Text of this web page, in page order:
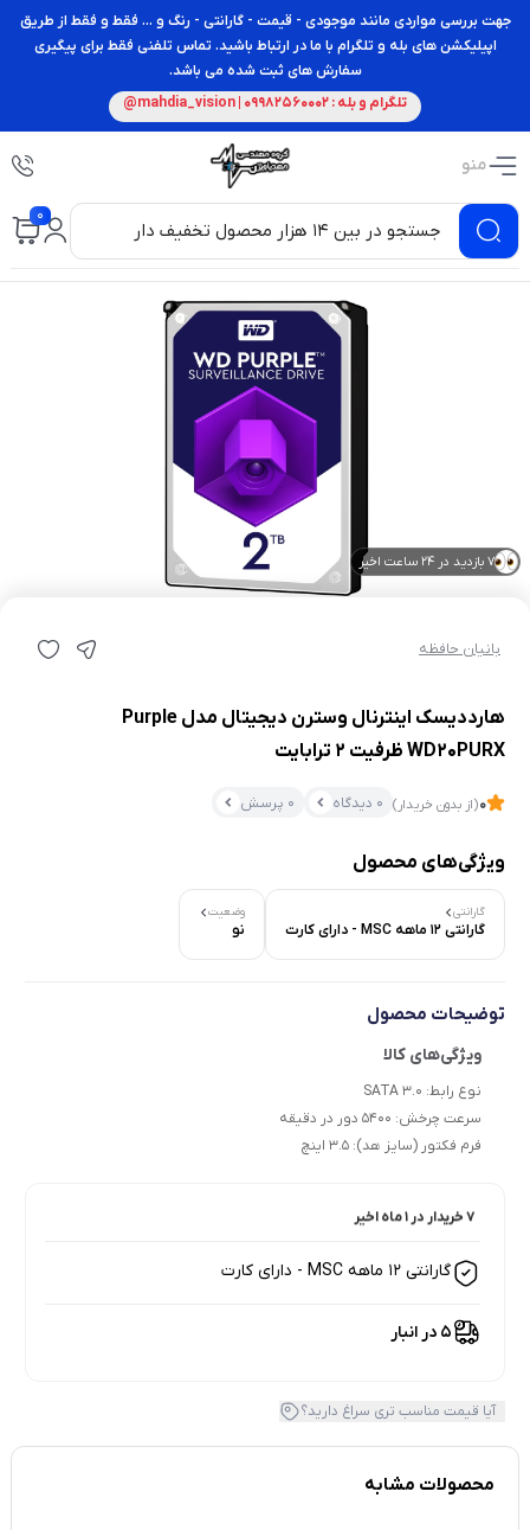
جهت بررسی مواردی مانند موجودی - قیمت - گارانتی - رنگ و ... فقط و فقط از طریق
اپیلیکشن های بله و تلگرام با ما در ارتباط باشید. تماس تلفنی فقط برای پیگیری
سفارش های ثبت شده می باشد.
تلگرام و بله : 09982560002 | mahdia_vision@
منو
0
7 بازدید در ۲۴ ساعت اخیر
بانیان حافظه
هارددیسک اینترنال وسترن دیجیتال مدل Purple
WD20PURX ظرفیت 2 ترابایت
0(از بدون خریدار) 0 دیدگاه 0 پرسش
ویژگی‌های محصول
گارانتی
گارانتی 12 ماهه MSC - دارای کارت
وضعیت
نو
توضیحات محصول
نوع رابط: SATA 3.0
سرعت چرخش: 5400 دور در دقیقه
فرم فکتور (سایز هد): 3.5 اینچ
7 خریدار در ۱ ماه اخیر
گارانتی 12 ماهه MSC - دارای کارت
5 در انبار
آیا قیمت مناسب تری سراغ دارید؟
محصولات مشابه